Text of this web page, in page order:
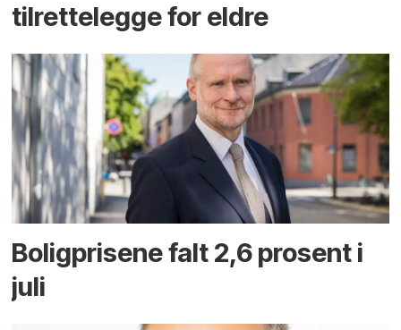
tilrettelegge for eldre
Boligprisene falt 2,6 prosent i
juli